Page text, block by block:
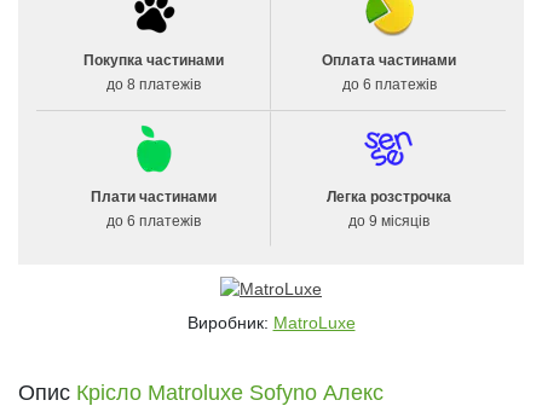
Покупка частинами
до 8 платежів
Оплата частинами
до 6 платежів
Плати частинами
до 6 платежів
Легка розстрочка
до 9 місяців
Виробник: MatroLuxe
Опис Крісло Matroluxe Sofyno Алекс